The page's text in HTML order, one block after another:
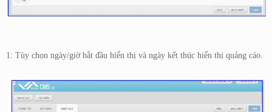
1: Tùy chọn ngày/giờ bắt đầu hiển thị và ngày kết thúc hiển thị quảng cáo.